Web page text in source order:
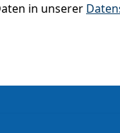
in unserer
Felder sind erforderlich